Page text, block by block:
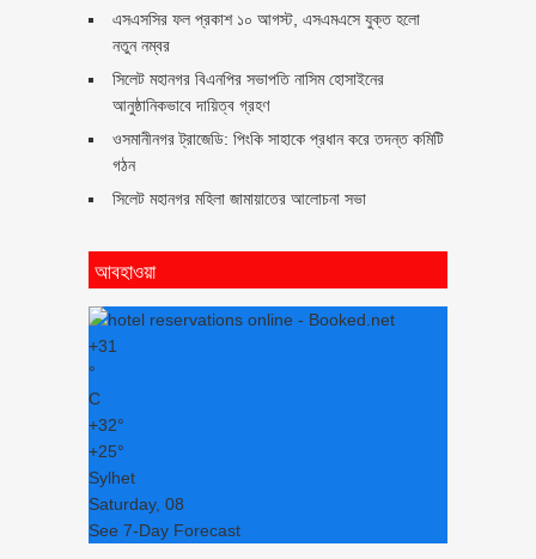
এসএসসির ফল প্রকাশ ১০ আগস্ট, এসএমএসে যুক্ত হলো
নতুন নম্বর
সিলেট মহানগর বিএনপির সভাপতি নাসিম হোসাইনের
আনুষ্ঠানিকভাবে দায়িত্ব গ্রহণ
ওসমানীনগর ট্রাজেডি: পিংকি সাহাকে প্রধান করে তদন্ত কমিটি
গঠন
সিলেট মহানগর মহিলা জামায়াতের আলোচনা সভা
আবহাওয়া
+31
°
C
+32°
+25°
Sylhet
Saturday, 08
See 7-Day Forecast